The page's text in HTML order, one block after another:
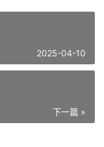
2025-04-10
下一篇 »